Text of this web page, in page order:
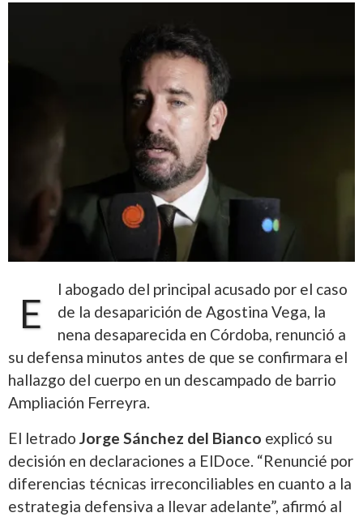
E
l abogado del principal acusado por el caso
de la desaparición de Agostina Vega, la
nena desaparecida en Córdoba, renunció a
su defensa minutos antes de que se confirmara el
hallazgo del cuerpo en un descampado de barrio
Ampliación Ferreyra.
El letrado Jorge Sánchez del Bianco explicó su
decisión en declaraciones a ElDoce. “Renuncié por
diferencias técnicas irreconciliables en cuanto a la
estrategia defensiva a llevar adelante”, afirmó al